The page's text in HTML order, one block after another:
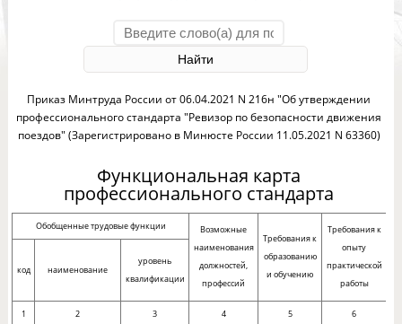
Приказ Минтруда России от 06.04.2021 N 216н "Об утверждении
профессионального стандарта "Ревизор по безопасности движения
поездов" (Зарегистрировано в Минюсте России 11.05.2021 N 63360)
Функциональная карта
профессионального стандарта
Обобщенные трудовые функции
Возможные
наименования
должностей,
профессий
Требования к
образованию
и обучению
Требования к
опыту
практической
работы
код наименование
уровень
квалификации
1 2 3 4 5 6